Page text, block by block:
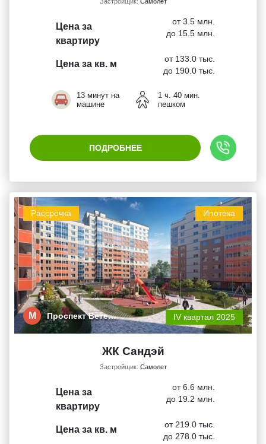
Цена за
квартиру
от 3.5 млн.
до 15.5 млн.
Цена за кв. м
от 133.0 тыс.
до 190.0 тыс.
13 минут на
машине
1 ч. 40 мин.
пешком
ПОДРОБНЕЕ
Ипотека
Рассрочка
М Проспект Вете… IV квартал 2025
ЖК Сандэй
Застройщик: Самолет
Цена за
квартиру
от 6.6 млн.
до 19.2 млн.
Цена за кв. м
от 219.0 тыс.
до 278.0 тыс.